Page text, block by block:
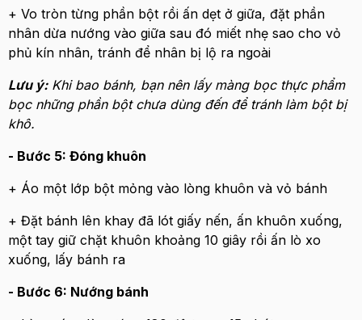
+ Vo tròn từng phần bột rồi ấn dẹt ở giữa, đặt phần
nhân dừa nướng vào giữa sau đó miết nhẹ sao cho vỏ
phủ kín nhân, tránh để nhân bị lộ ra ngoài
Lưu ý:Khi bao bánh, bạn nên lấy màng bọc thực phẩm
bọc những phần bột chưa dùng đến để tránh làm bột bị
khô.
- Bước 5: Đóng khuôn
+ Áo một lớp bột mỏng vào lòng khuôn và vỏ bánh
+ Đặt bánh lên khay đã lót giấy nến, ấn khuôn xuống,
một tay giữ chặt khuôn khoảng 10 giây rồi ấn lò xo
xuống, lấy bánh ra
- Bước 6: Nướng bánh